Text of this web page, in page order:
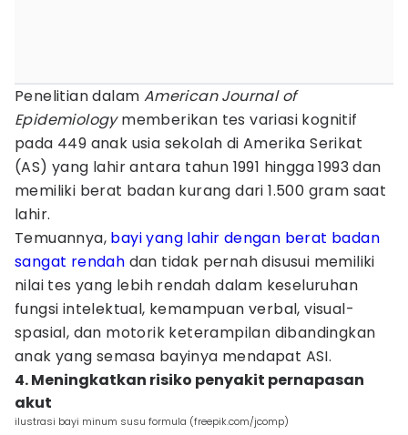
Penelitian dalam American Journal of
Epidemiologymemberikan tes variasi kognitif
pada 449 anak usia sekolah di Amerika Serikat
(AS) yang lahir antara tahun 1991 hingga 1993 dan
memiliki berat badan kurang dari 1.500 gram saat
lahir.
Temuannya, bayi yang lahir dengan berat badan
sangat rendah dan tidak pernah disusui memiliki
nilai tes yang lebih rendah dalam keseluruhan
fungsi intelektual, kemampuan verbal, visual-
spasial, dan motorik keterampilan dibandingkan
anak yang semasa bayinya mendapat ASI.
4. Meningkatkan risiko penyakit pernapasan
akut
ilustrasi bayi minum susu formula (freepik.com/jcomp)